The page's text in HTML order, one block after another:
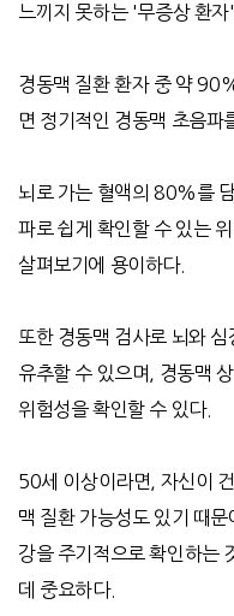
느끼지 못하는'무증상 환자'
경동맥 질환 환자 중 약
면 정기적인 경동맥 초음파
뇌로 가는 혈액의 80%를
파로 쉽게 확인할 수 있는
살펴보기에 용이하다.
또한 경동맥 검사로 뇌와
유추할 수 있으며
경동맥
위험성을 확인할 수 있다.
50세 이상이라면
자신이
맥 질환 가능성도 있기 때
강을 주기적으로 확인하는
데 중요하다.